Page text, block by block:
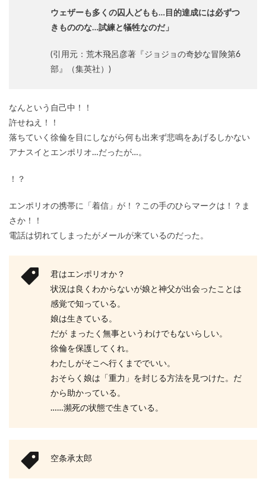
ウェザーも多くの囚人どもも…目的達成には必ずつ
きもののな…試練と犠牲なのだ」
(引用元：荒木飛呂彦著『ジョジョの奇妙な冒険第6
部』（集英社）)
なんという自己中！！
許せねえ！！
落ちていく徐倫を目にしながら何も出来ず悲鳴をあげるしかない
アナスイとエンポリオ…だったが…。
！？
エンポリオの携帯に「着信」が！？この手のひらマークは！？ま
さか！！
電話は切れてしまったがメールが来ているのだった。
君はエンポリオか？
状況は良くわからないが娘と神父が出会ったことは
感覚で知っている。
娘は生きている。
だが まったく無事というわけでもないらしい。
徐倫を保護してくれ。
わたしがそこへ行くまででいい。
おそらく娘は「重力」を封じる方法を見つけた。だ
から助かっている。
……瀕死の状態で生きている。
空条承太郎